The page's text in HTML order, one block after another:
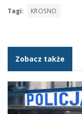
Tagi: KROSNO
Zobacz także